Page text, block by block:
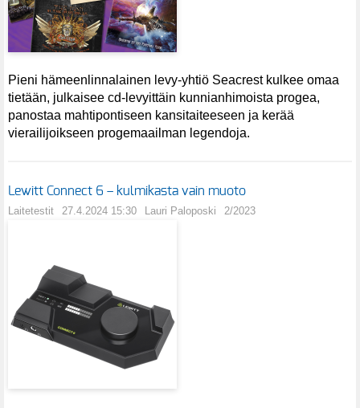
Pieni hämeenlinnalainen levy-yhtiö Seacrest kulkee omaa
tietään, julkaisee cd-levyittäin kunnianhimoista progea,
panostaa mahtipontiseen kansitaiteeseen ja kerää
vierailijoikseen progemaailman legendoja.
Lewitt Connect 6 – kulmikasta vain muoto
Laitetestit 27.4.2024 15:30 Lauri Paloposki 2/2023